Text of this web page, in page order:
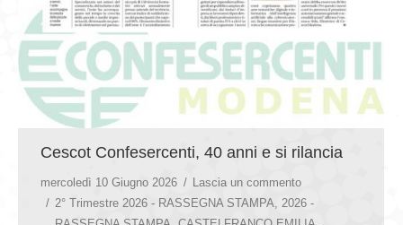
Cescot Confesercenti, 40 anni e si rilancia
mercoledì 10 Giugno 2026
Lascia un commento
2° Trimestre 2026 - RASSEGNA STAMPA, 2026 -